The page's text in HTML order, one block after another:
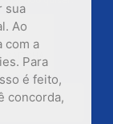
sua
Ao
com a
Para
é feito,
concorda,